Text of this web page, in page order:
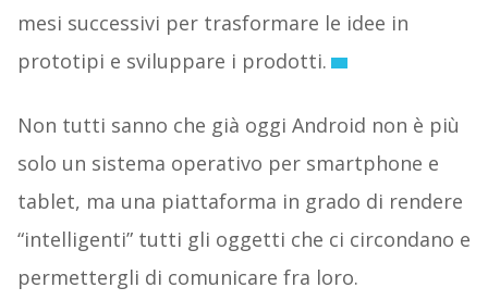
mesi successivi per trasformare le idee in
prototipi e sviluppare i prodotti.
Non tutti sanno che già oggi Android non è più
solo un sistema operativo per smartphone e
tablet, ma una piattaforma in grado di rendere
“intelligenti” tutti gli oggetti che ci circondano e
permettergli di comunicare fra loro.